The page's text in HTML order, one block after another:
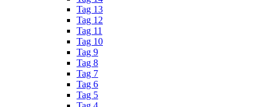
Tag 13
Tag 12
Tag 11
Tag 10
Tag 9
Tag 8
Tag 7
Tag 6
Tag 5